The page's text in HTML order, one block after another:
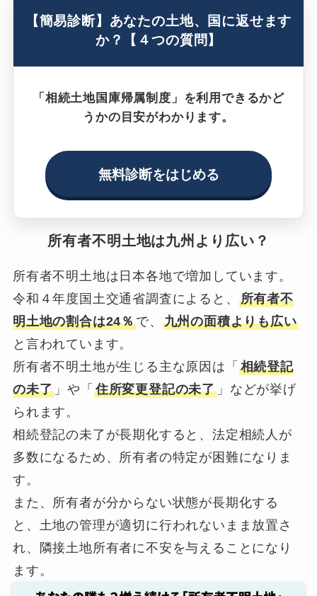
【簡易診断】あなたの土地、国に返せます
か？【４つの質問】
「相続土地国庫帰属制度」を利用できるかど
うかの目安がわかります。
無料診断をはじめる
所有者不明土地は九州より広い？
所有者不明土地は日本各地で増加しています。
令和４年度国土交通省調査によると、 所有者不
明土地の割合は24％で、 九州の面積よりも広い
と言われています。
所有者不明土地が生じる主な原因は「 相続登記
の未了 」や「 住所変更登記の未了 」などが挙げ
られます。
相続登記の未了が長期化すると、法定相続人が
多数になるため、所有者の特定が困難になりま
す。
また、所有者が分からない状態が長期化する
と、土地の管理が適切に行われないまま放置さ
れ、隣接土地所有者に不安を与えることになり
ます。